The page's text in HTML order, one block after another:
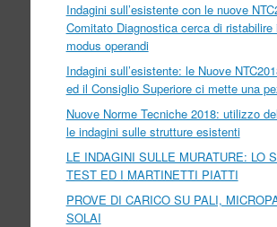
Indagini sull’esistente con le nuove
Comitato Diagnostica cerca di ristabilire
modus operandi
Indagini sull’esistente: le Nuove
ed il Consiglio Superiore ci mette una
Nuove Norme Tecniche 2018: utilizzo
le indagini sulle strutture esistenti
LE INDAGINI SULLE MURATURE: LO
TEST ED I MARTINETTI PIATTI
PROVE DI CARICO SU PALI,
SOLAI